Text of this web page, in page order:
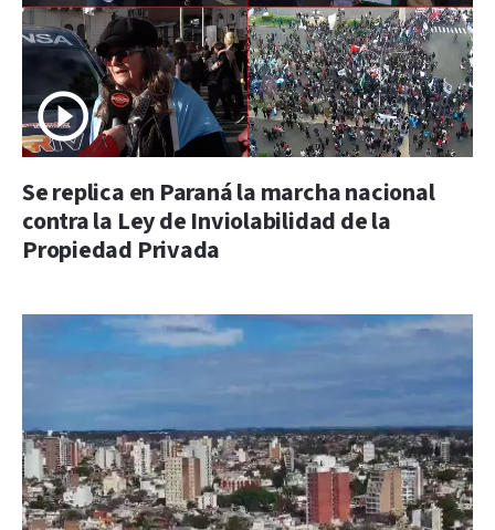
Se replica en Paraná la marcha nacional
contra la Ley de Inviolabilidad de la
Propiedad Privada